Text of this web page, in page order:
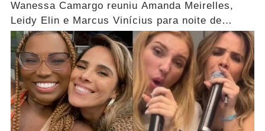
Wanessa Camargo reuniu Amanda Meirelles,
Leidy Elin e Marcus Vinícius para noite de
karaokê; veja